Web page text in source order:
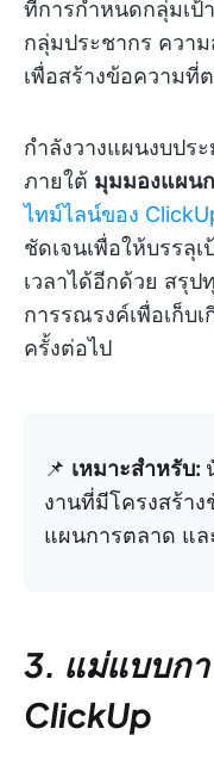
ที่การกำหนดกลุ่มเ
กลุ่มประชากร ควา
เพื่อสร้างข้อความที่
กำลังวางแผนงบปร
ภายใต้ มุมมองแผน
ไทม์ไลน์ของ
ชัดเจนเพื่อให้บรรลุ
เวลาได้อีกด้วย สรุป
การรณรงค์เพื่อเก็บ
ครั้งต่อไป
📌 เหมาะสำหรับ:
งานที่มีโครงสร้า
แผนการตลาด แล
3. แม่แบบก
ClickUp